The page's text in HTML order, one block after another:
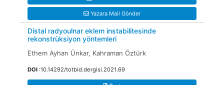
Yazara Mail Gönder
Distal radyoulnar eklem instabilitesinde
rekonstrüksiyon yöntemleri
Ethem Ayhan Ünkar, Kahraman Öztürk
DOI :10.14292/totbid.dergisi.2021.69